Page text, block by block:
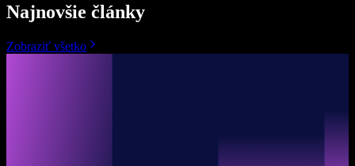
Najnovšie články
Zobraziť všetko